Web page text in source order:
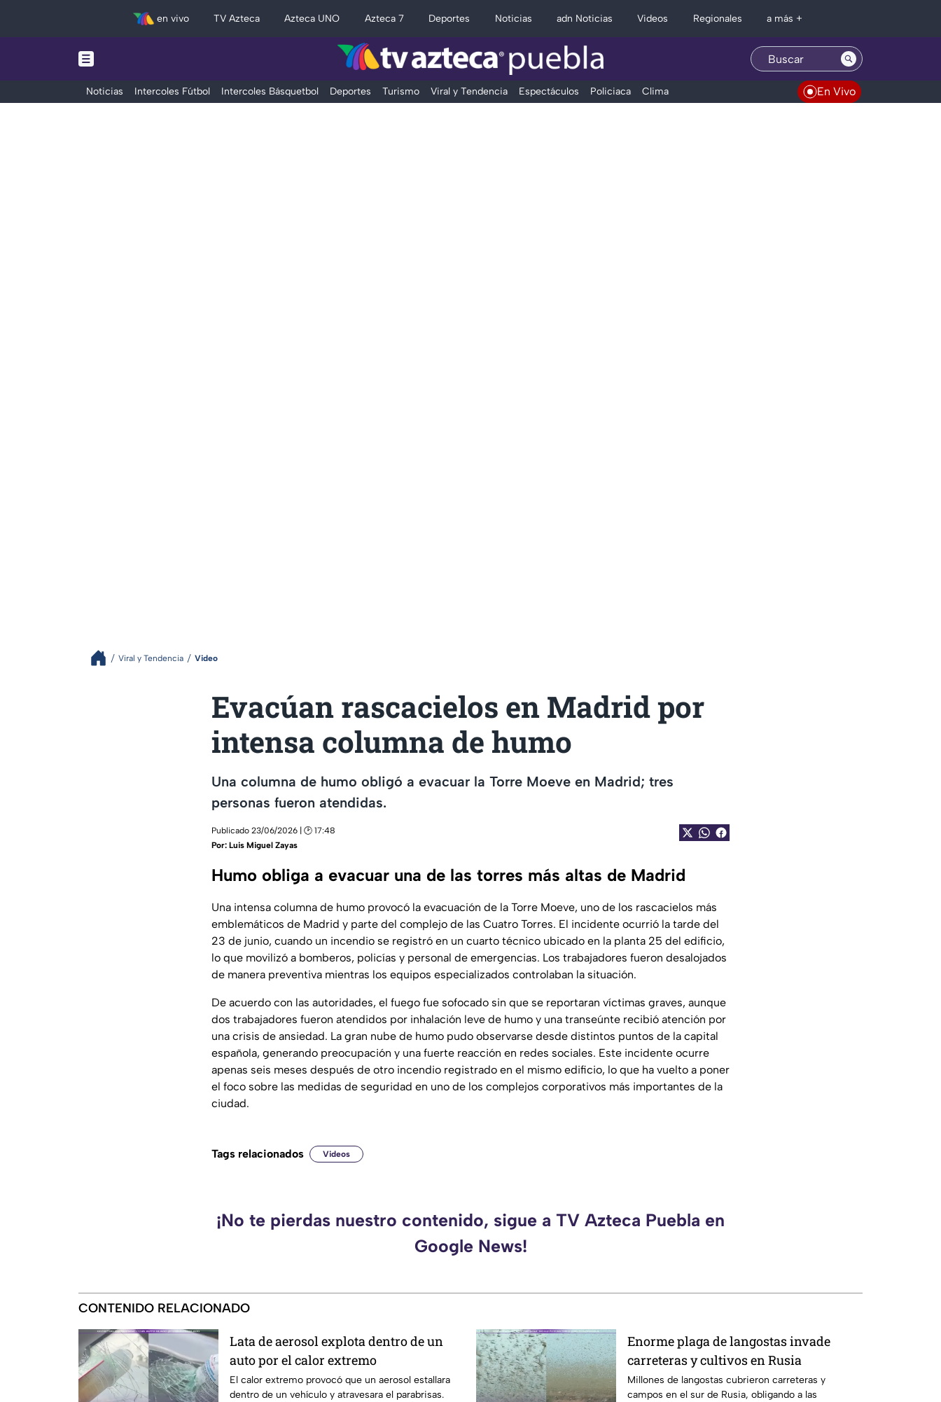
en vivo TV Azteca Azteca UNO Azteca 7 Deportes Noticias adn Noticias Videos Regionales a más +
Noticias Intercoles Fútbol Intercoles Básquetbol Deportes Turismo Viral y Tendencia Espectáculos Policiaca Clima En Vivo
Viral y Tendencia Video
Evacúan rascacielos en Madrid por
intensa columna de humo
Una columna de humo obligó a evacuar la Torre Moeve en Madrid; tres
personas fueron atendidas.
Publicado 23/06/2026 | 🕑 17:48
Por: Luis Miguel Zayas
Humo obliga a evacuar una de las torres más altas de Madrid
Una intensa columna de humo provocó la evacuación de la Torre Moeve, uno de los rascacielos más
emblemáticos de Madrid y parte del complejo de las Cuatro Torres. El incidente ocurrió la tarde del
23 de junio, cuando un incendio se registró en un cuarto técnico ubicado en la planta 25 del edificio,
lo que movilizó a bomberos, policías y personal de emergencias. Los trabajadores fueron desalojados
de manera preventiva mientras los equipos especializados controlaban la situación.
De acuerdo con las autoridades, el fuego fue sofocado sin que se reportaran víctimas graves, aunque
dos trabajadores fueron atendidos por inhalación leve de humo y una transeúnte recibió atención por
una crisis de ansiedad. La gran nube de humo pudo observarse desde distintos puntos de la capital
española, generando preocupación y una fuerte reacción en redes sociales. Este incidente ocurre
apenas seis meses después de otro incendio registrado en el mismo edificio, lo que ha vuelto a poner
el foco sobre las medidas de seguridad en uno de los complejos corporativos más importantes de la
ciudad.
Tags relacionados Videos
¡No te pierdas nuestro contenido, sigue a TV Azteca Puebla en
Google News!
CONTENIDO RELACIONADO
Lata de aerosol explota dentro de un
auto por el calor extremo
El calor extremo provocó que un aerosol estallara
dentro de un vehículo y atravesara el parabrisas.
Enorme plaga de langostas invade
carreteras y cultivos en Rusia
Millones de langostas cubrieron carreteras y
campos en el sur de Rusia, obligando a las